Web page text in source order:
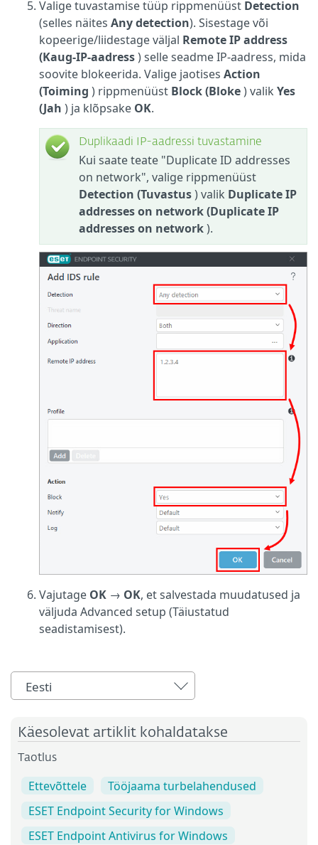
Valige tuvastamise tüüp rippmenüüst Detection
(selles näites Any detection). Sisestage või
kopeerige/liidestage väljal Remote IP address
(Kaug-IP-aadress) selle seadme IP-aadress, mida
soovite blokeerida. Valige jaotises Action
(Toiming ) rippmenüüst Block (Bloke) valik Yes
(Jah ) ja klõpsake OK.
Duplikaadi IP-aadressi tuvastamine
Kui saate teate "Duplicate ID addresses
on network", valige rippmenüüst
Detection (Tuvastus) valik Duplicate IP
addresses on network (Duplicate IP
addresses on network).
Vajutage OK → OK, et salvestada muudatused ja
väljuda Advanced setup (Täiustatud
seadistamisest).
Eesti
Käesolevat artiklit kohaldatakse
Taotlus
Ettevõttele
Tööjaama turbelahendused
ESET Endpoint Security for Windows
ESET Endpoint Antivirus for Windows